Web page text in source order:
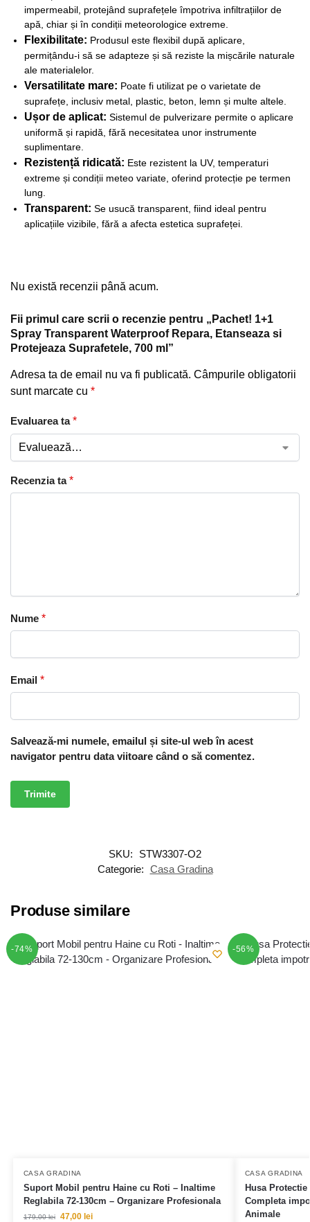
impermeabil, protejând suprafețele împotriva infiltrațiilor de
apă, chiar și în condiții meteorologice extreme.
Flexibilitate: Produsul este flexibil după aplicare,
permițându-i să se adapteze și să reziste la mișcările naturale
ale materialelor.
Versatilitate mare: Poate fi utilizat pe o varietate de
suprafețe, inclusiv metal, plastic, beton, lemn și multe altele.
Ușor de aplicat: Sistemul de pulverizare permite o aplicare
uniformă și rapidă, fără necesitatea unor instrumente
suplimentare.
Rezistență ridicată: Este rezistent la UV, temperaturi
extreme și condiții meteo variate, oferind protecție pe termen
lung.
Transparent: Se usucă transparent, fiind ideal pentru
aplicațiile vizibile, fără a afecta estetica suprafeței.
Nu există recenzii până acum.
Fii primul care scrii o recenzie pentru „Pachet! 1+1
Spray Transparent Waterproof Repara, Etanseaza si
Protejeaza Suprafetele, 700 ml”
Adresa ta de email nu va fi publicată. Câmpurile obligatorii
sunt marcate cu *
Evaluarea ta*
Recenzia ta*
Nume *
Email *
Salvează-mi numele, emailul și site-ul web în acest
navigator pentru data viitoare când o să comentez.
SKU:
STW3307-O2
Categorie: Casa Gradina
Produse similare
-74%
CASA GRADINA
Suport Mobil pentru Haine cu Roti – Inaltime
Reglabila 72-130cm – Organizare Profesionala
179,00lei 47,00 lei
-56%
CASA GRADINA
Husa
Completa
Animale